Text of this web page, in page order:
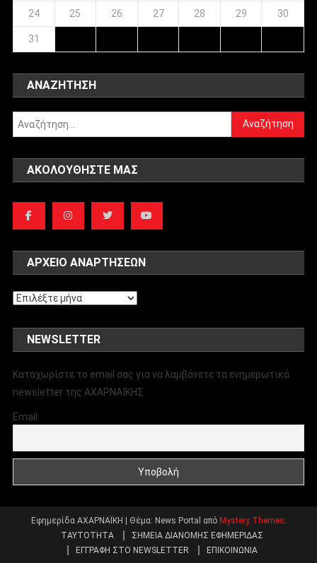
24 25 26 27 28 29 30
31
ΑΝΑΖΉΤΗΣΗ
Αναζήτηση
για:
ΑΚΟΛΟΥΘΉΣΤΕ ΜΑΣ
ΑΡΧΕΊΟ ΑΝΑΡΤΉΣΕΩΝ
Αρχείο
NEWSLETTER
Καταχωρίστε το email σας για να λαμβάνετε τα ενημερωτικά
newsletter της ΑΧΑΡΝΑΪΚΗΣ
Email
Εφημερίδα ΑΧΑΡΝΑΪΚΗ | Θέμα: News Portal από Mystery Themes.
ΤΑΥΤΟΤΗΤΑ
ΣΗΜΕΙΑ ΔΙΑΝΟΜΗΣ ΕΦΗΜΕΡΙΔΑΣ
ΕΓΓΡΑΦΗ ΣΤΟ NEWSLETTER
ΕΠΙΚΟΙΝΩΝΙΑ